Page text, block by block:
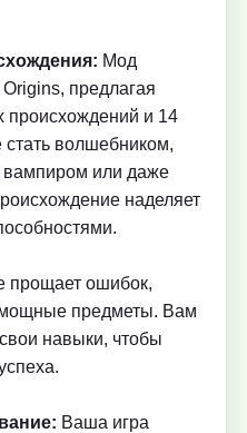
Мод
Origins, предлагая
происхождений и 14
волшебником,
вампиром или даже
наделяет
прощает ошибок,
предметы. Вам
навыки, чтобы
Ваша игра